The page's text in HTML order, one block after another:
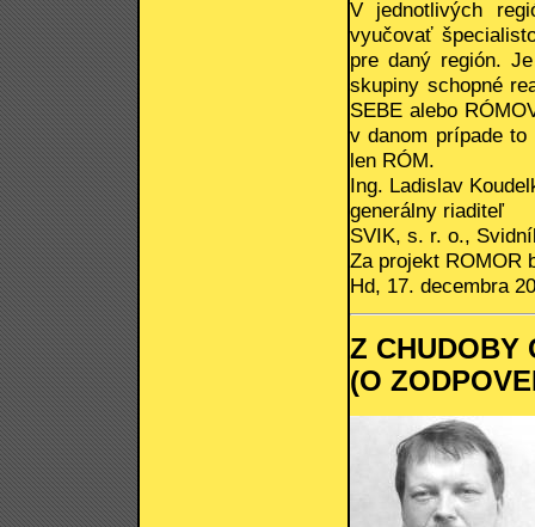
V jednotlivých
vyučovať
pre daný región.
skupiny schopné
SEBE alebo
v danom prípade
len RÓM.
Ing. Ladislav
generálny riaditeľ
SVIK, s. r. o.,
Za projekt ROMOR
Hd, 17. decembra
Z CHUDOBY
(O